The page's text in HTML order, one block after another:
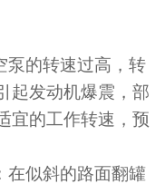
泵的转速过高，转
起发动机爆震，部
宜的工作转速，预
在似斜的路面翻罐